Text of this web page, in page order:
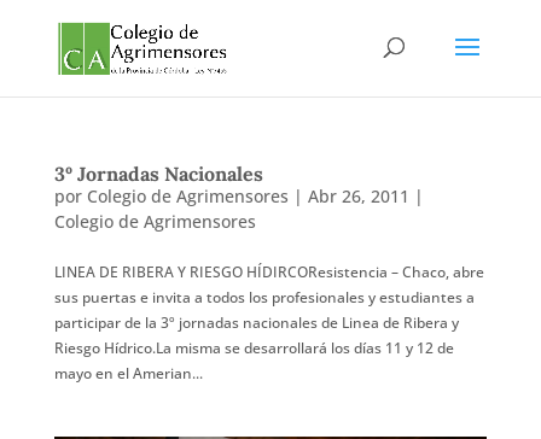
3º Jornadas Nacionales
por Colegio de Agrimensores | Abr 26, 2011 |
Colegio de Agrimensores
LINEA DE RIBERA Y RIESGO HÍDIRCOResistencia – Chaco, abre
sus puertas e invita a todos los profesionales y estudiantes a
participar de la 3º jornadas nacionales de Linea de Ribera y
Riesgo Hídrico.La misma se desarrollará los días 11 y 12 de
mayo en el Amerian...